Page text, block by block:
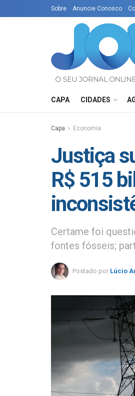
Sobre Anuncie Conosco
CAPA CIDADES
Capa Economia
Justiça
R$ 515
Certame foi
fontes fósseis;
Postado por Lúcio